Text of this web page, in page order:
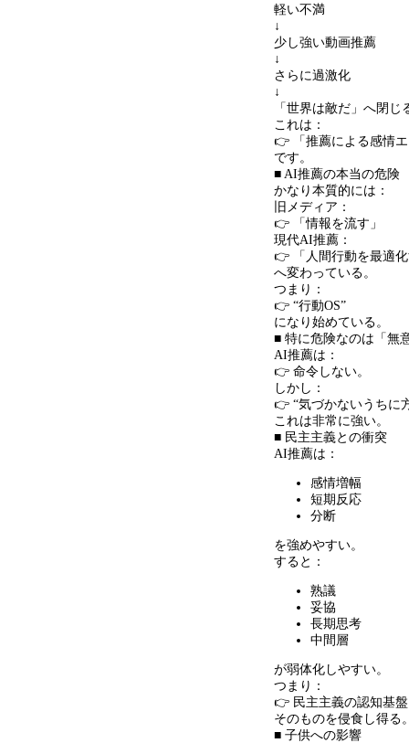
軽い不満
↓
少し強い動画推薦
↓
さらに過激化
↓
「世界は敵だ」へ閉じ
これは：
👉 「推薦による感情
です。
■ AI推薦の本当の危険
かなり本質的には：
旧メディア：
👉 「情報を流す」
現代AI推薦：
👉 「人間行動を最適
へ変わっている。
つまり：
👉 “行動OS”
になり始めている。
■ 特に危険なのは「無
AI推薦は：
👉 命令しない。
しかし：
👉 “気づかないうちに
これは非常に強い。
■ 民主主義との衝突
AI推薦は：
感情増幅
短期反応
分断
を強めやすい。
すると：
熟議
妥協
長期思考
中間層
が弱体化しやすい。
つまり：
👉 民主主義の認知基盤
そのものを侵食し得る
■ 子供への影響